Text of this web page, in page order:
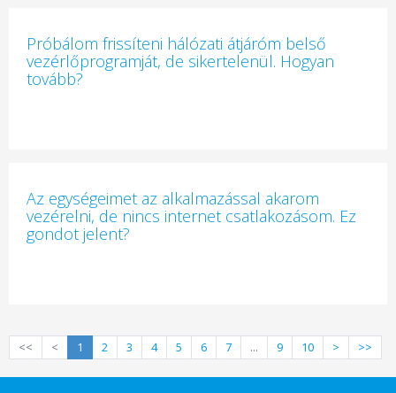
Próbálom frissíteni hálózati átjáróm belső
vezérlőprogramját, de sikertelenül. Hogyan
tovább?
Az egységeimet az alkalmazással akarom
vezérelni, de nincs internet csatlakozásom. Ez
gondot jelent?
<< < 1 2 3 4 5 6 7 ... 9 10 > >>